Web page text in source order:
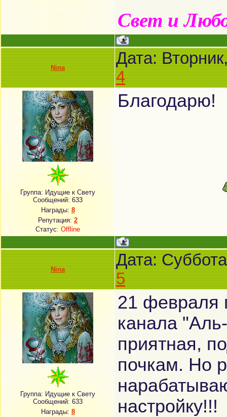
Свет и
Nina
Дата:
4
Группа: Идущие к Свету
Сообщений:633
Награды:8
Репутация:2
Статус:Offline
Благодарю!
Nina
Дата:
5
Группа: Идущие к Свету
Сообщений:633
Награды:8
21 февраля
канала
приятная,
почкам. Но
настройку!!!